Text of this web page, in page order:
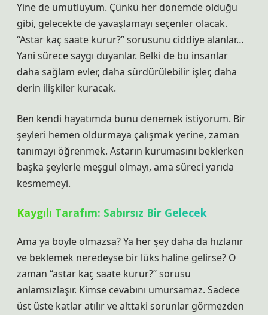
Yine de umutluyum. Çünkü her dönemde olduğu
gibi, gelecekte de yavaşlamayı seçenler olacak.
“Astar kaç saate kurur?” sorusunu ciddiye alanlar…
Yani sürece saygı duyanlar. Belki de bu insanlar
daha sağlam evler, daha sürdürülebilir işler, daha
derin ilişkiler kuracak.
Ben kendi hayatımda bunu denemek istiyorum. Bir
şeyleri hemen oldurmaya çalışmak yerine, zaman
tanımayı öğrenmek. Astarın kurumasını beklerken
başka şeylerle meşgul olmayı, ama süreci yarıda
kesmemeyi.
Kaygılı Tarafım: Sabırsız Bir Gelecek
Ama ya böyle olmazsa? Ya her şey daha da hızlanır
ve beklemek neredeyse bir lüks haline gelirse? O
zaman “astar kaç saate kurur?” sorusu
anlamsızlaşır. Kimse cevabını umursamaz. Sadece
üst üste katlar atılır ve alttaki sorunlar görmezden